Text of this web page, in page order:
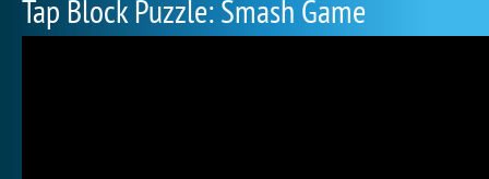
Tap Block Puzzle: Smash Game